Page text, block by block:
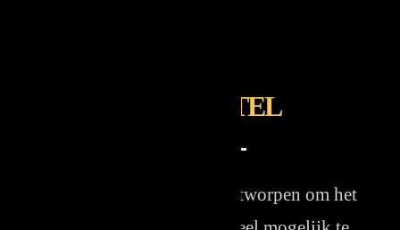
HOOFDSTEL
Onze hoofdstellen zijn ontworpen om het